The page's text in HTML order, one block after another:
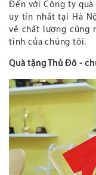
Đến với Công ty
uy tín nhất tại Hà
về chất lượng cũng
tình của chúng tôi.
Quà tặng Thủ Đô -